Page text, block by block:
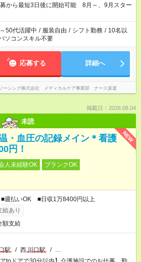
望に沿ったお仕事をご紹介します！ ※Wワ
ご覧のお仕事で希望する勤務時間と、もう1つ
間。 合計で週40時間を超える場合は応募でき
から最短3日後に開始可能 8月～、9月スター
50代活躍中 / 服装自由 / シフト勤務 / 10名以
ソコンスキル不要
応募する 詳細へ
ーシング株式会社 メディカルケア事業部 ナース派遣
掲載日：2026.08.04
未読
NEW
血圧の記録メイン＊看護
円！
人未経験OK
ブランクOK
週払いOK ■日収1万8400円以上
給あり
額支給
駅 / 西川口駅 / …